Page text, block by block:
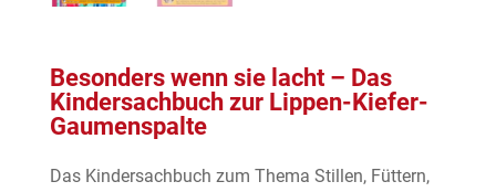
Besonders wenn sie lacht – Das
Kindersachbuch zur Lippen-Kiefer-
Gaumenspalte
Das Kindersachbuch zum Thema Stillen, Füttern,